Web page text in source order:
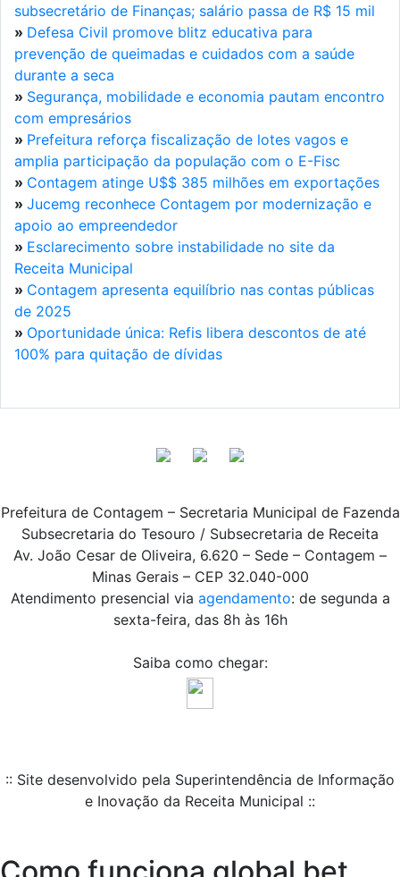
subsecretário de Finanças; salário passa de R$ 15 mil
» Defesa Civil promove blitz educativa para
prevenção de queimadas e cuidados com a saúde
durante a seca
» Segurança, mobilidade e economia pautam encontro
com empresários
» Prefeitura reforça fiscalização de lotes vagos e
amplia participação da população com o E-Fisc
» Contagem atinge U$$ 385 milhões em exportações
» Jucemg reconhece Contagem por modernização e
apoio ao empreendedor
» Esclarecimento sobre instabilidade no site da
Receita Municipal
» Contagem apresenta equilíbrio nas contas públicas
de 2025
» Oportunidade única: Refis libera descontos de até
100% para quitação de dívidas
Prefeitura de Contagem – Secretaria Municipal de Fazenda
Subsecretaria do Tesouro / Subsecretaria de Receita
Av. João Cesar de Oliveira, 6.620 – Sede – Contagem –
Minas Gerais – CEP 32.040-000
Atendimento presencial via agendamento: de segunda a
sexta-feira, das 8h às 16h
Saiba como chegar:
:: Site desenvolvido pela Superintendência de Informação
e Inovação da Receita Municipal ::